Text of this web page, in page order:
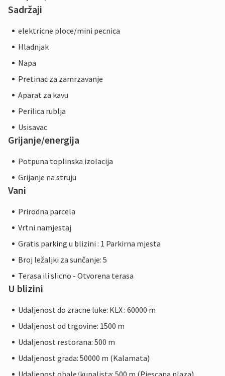
Sadržaji
elektricne ploce/mini pecnica
Hladnjak
Napa
Pretinac za zamrzavanje
Aparat za kavu
Perilica rublja
Usisavac
Grijanje/energija
Potpuna toplinska izolacija
Grijanje na struju
Vani
Prirodna parcela
Vrtni namjestaj
Gratis parking u blizini : 1 Parkirna mjesta
Broj ležaljki za sunčanje: 5
Terasa ili slicno - Otvorena terasa
U blizini
Udaljenost do zracne luke: KLX : 60000 m
Udaljenost od trgovine: 1500 m
Udaljenost restorana: 500 m
Udaljenost grada: 50000 m (Kalamata)